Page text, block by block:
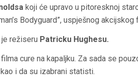
koji će upravo u pitoresknoj
Bodyguard”, uspješnog
režiseru Patricku Hughesu.
cure na kapaljku. Za sada se
i da su izabrani statisti.